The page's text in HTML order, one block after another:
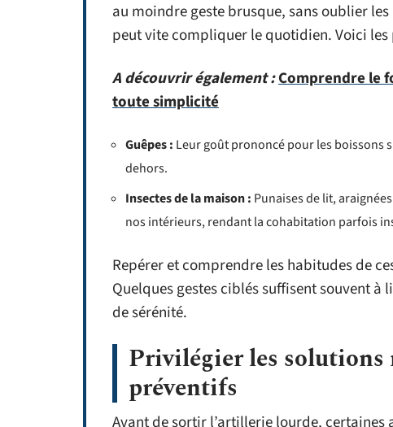
au moindre geste brusque, sans oublier
peut vite compliquer le quotidien. Voici
A découvrir également :Comprendre le
toute simplicité
Guêpes : Leur goût prononcé pour les boissons
dehors.
Insectes de la maison : Punaises de lit,
nos intérieurs, rendant la cohabitation parfois
Repérer et comprendre les habitudes de
Quelques gestes ciblés suffisent souvent
de sérénité.
Privilégier les solutions
préventifs
Avant de sortir l’artillerie lourde,